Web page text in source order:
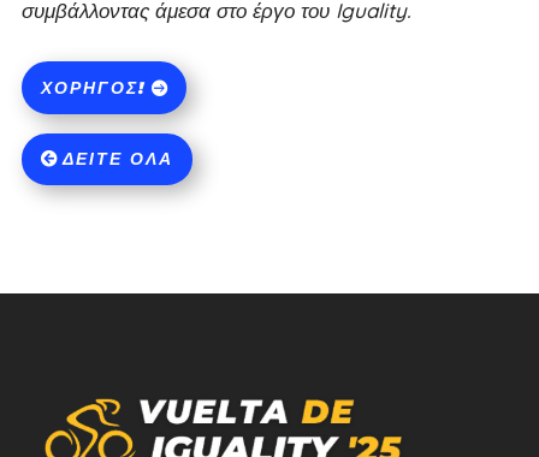
συμβάλλοντας άμεσα στο έργο του Iguality.
ΧΟΡΗΓΌΣ!
ΔΕΊΤΕ ΌΛΑ